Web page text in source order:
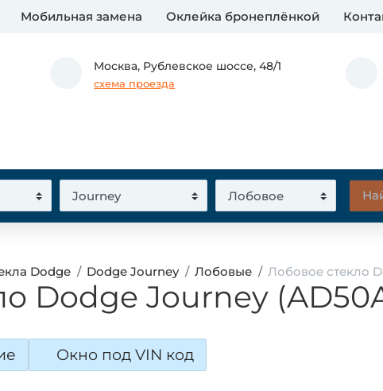
Мобильная замена Оклейка бронеплёнкой
Москва, Рублевское шоссе, 48/1
схема проезда
Dodge Dodge Journey Лобовые Лобовое стекло
Dodge Journey
Окно под VIN код